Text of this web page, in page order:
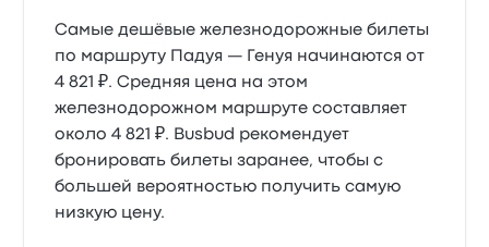
Самые дешёвые железнодорожные билеты
по маршруту Падуя — Генуя начинаются от
4 821 ₽. Средняя цена на этом
железнодорожном маршруте составляет
около 4 821 ₽. Busbud рекомендует
бронировать билеты заранее, чтобы с
большей вероятностью получить самую
низкую цену.